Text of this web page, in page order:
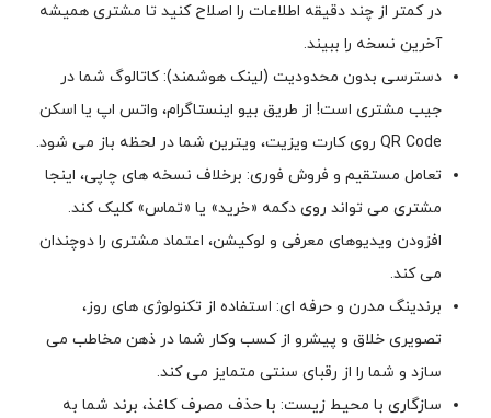
در کمتر از چند دقیقه اطلاعات را اصلاح کنید تا مشتری همیشه
آخرین نسخه را ببیند.
دسترسی بدون محدودیت (لینک هوشمند): کاتالوگ شما در
جیب مشتری است! از طریق بیو اینستاگرام، واتس اپ یا اسکن
QR Code روی کارت ویزیت، ویترین شما در لحظه باز می شود.
تعامل مستقیم و فروش فوری: برخلاف نسخه های چاپی، اینجا
مشتری می تواند روی دکمه «خرید» یا «تماس» کلیک کند.
افزودن ویدیوهای معرفی و لوکیشن، اعتماد مشتری را دوچندان
می کند.
برندینگ مدرن و حرفه ای: استفاده از تکنولوژی های روز،
تصویری خلاق و پیشرو از کسب وکار شما در ذهن مخاطب می
سازد و شما را از رقبای سنتی متمایز می کند.
سازگاری با محیط زیست: با حذف مصرف کاغذ، برند شما به